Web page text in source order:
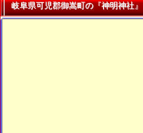
岐阜県可児郡御嵩町の『神明神社』